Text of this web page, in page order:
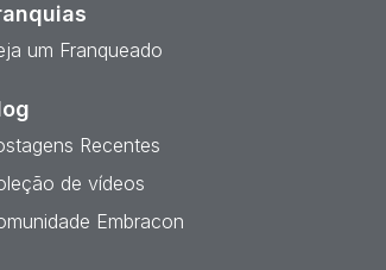
um Franqueado
Recentes
de vídeos
Embracon